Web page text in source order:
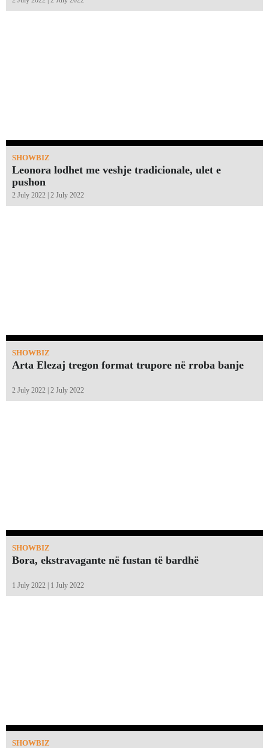
SHOWBIZ
Leonora lodhet me veshje tradicionale, ulet e
pushon
2 July 2022 | 2 July 2022
SHOWBIZ
Arta Elezaj tregon format trupore në rroba banje
2 July 2022 | 2 July 2022
SHOWBIZ
Bora, ekstravagante në fustan të bardhë
1 July 2022 | 1 July 2022
SHOWBIZ